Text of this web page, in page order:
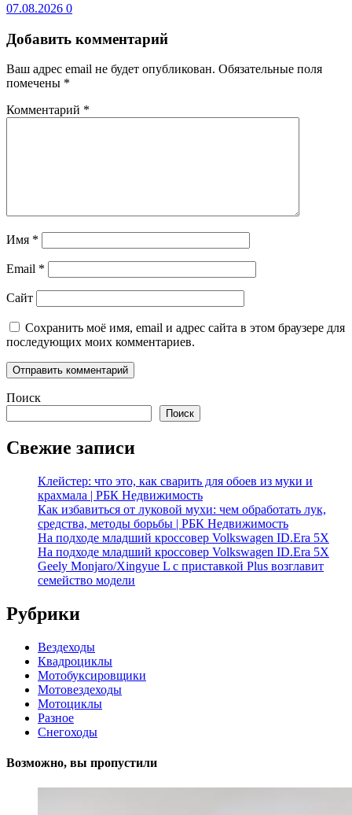
07.08.2026 0
Добавить комментарий
Ваш адрес email не будет опубликован. Обязательные поля
помечены *
Комментарий *
Имя *
Email *
Сайт
Сохранить моё имя, email и адрес сайта в этом браузере для
последующих моих комментариев.
Поиск
Поиск
Свежие записи
Клейстер: что это, как сварить для обоев из муки и
крахмала | РБК Недвижимость
Как избавиться от луковой мухи: чем обработать лук,
средства, методы борьбы | РБК Недвижимость
На подходе младший кроссовер Volkswagen ID.Era 5X
На подходе младший кроссовер Volkswagen ID.Era 5X
Geely Monjaro/Xingyue L с приставкой Plus возглавит
семейство модели
Рубрики
Вездеходы
Квадроциклы
Мотобуксировщики
Мотовездеходы
Мотоциклы
Разное
Снегоходы
Возможно, вы пропустили